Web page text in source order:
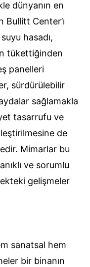
dünyanın en
Bullitt Center’ı
hasadı,
tükettiğinden
panelleri
sürdürülebilir
sağlamakla
tasarrufu ve
de
Mimarlar bu
ve sorumlu
gelişmeler
sanatsal hem
bir binanın